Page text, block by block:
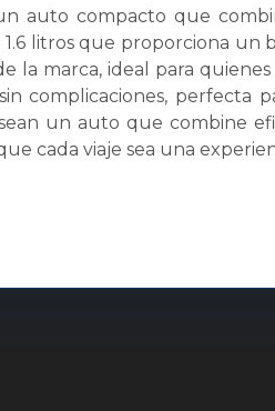
auto compacto que
litros que proporciona un
la marca, ideal para
complicaciones, perfecta
un auto que combine
cada viaje sea una